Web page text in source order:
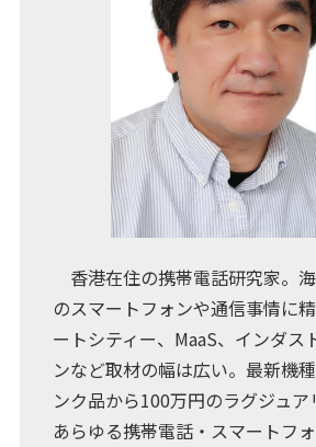
香港在住の携帯電話研究家。海
のスマートフォンや通信事情に
ートシティー、MaaS、インダス
ンなど取材の幅は広い。最新機
ンク品から100万円のラグジュ
あらゆる携帯電話・スマートフ